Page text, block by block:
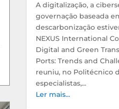
A digitalização, a
governação baseada
descarbonização
NEXUS International
Digital and Green
Ports: Trends and
reuniu, no Politécnico
especialistas,...
Ler mais...